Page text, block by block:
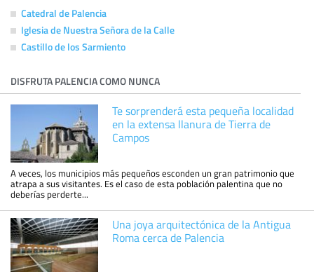
Catedral de Palencia
Iglesia de Nuestra Señora de la Calle
Castillo de los Sarmiento
DISFRUTA PALENCIA COMO NUNCA
Te sorprenderá esta pequeña localidad
en la extensa llanura de Tierra de
Campos
A veces, los municipios más pequeños esconden un gran patrimonio que
atrapa a sus visitantes. Es el caso de esta población palentina que no
deberías perderte...
Una joya arquitectónica de la Antigua
Roma cerca de Palencia